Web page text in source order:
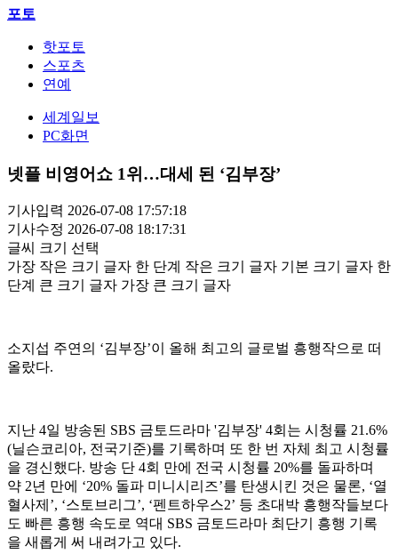
포토
핫포토
스포츠
연예
세계일보
PC화면
넷플 비영어쇼 1위…대세 된 ‘김부장’
기사입력 2026-07-08 17:57:18
기사수정 2026-07-08 18:17:31
글씨 크기 선택
가장 작은 크기 글자 한 단계 작은 크기 글자 기본 크기 글자 한
단계 큰 크기 글자 가장 큰 크기 글자
소지섭 주연의 ‘김부장’이 올해 최고의 글로벌 흥행작으로 떠
올랐다.
지난 4일 방송된 SBS 금토드라마 '김부장' 4회는 시청률 21.6%
(닐슨코리아, 전국기준)를 기록하며 또 한 번 자체 최고 시청률
을 경신했다. 방송 단 4회 만에 전국 시청률 20%를 돌파하며
약 2년 만에 ‘20% 돌파 미니시리즈’를 탄생시킨 것은 물론, ‘열
혈사제’, ‘스토브리그’, ‘펜트하우스2’ 등 초대박 흥행작들보다
도 빠른 흥행 속도로 역대 SBS 금토드라마 최단기 흥행 기록
을 새롭게 써 내려가고 있다.